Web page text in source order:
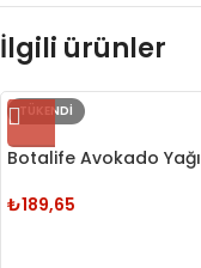
İlgili ürünler
TÜKENDI
Botalife Avokado
₺189,65